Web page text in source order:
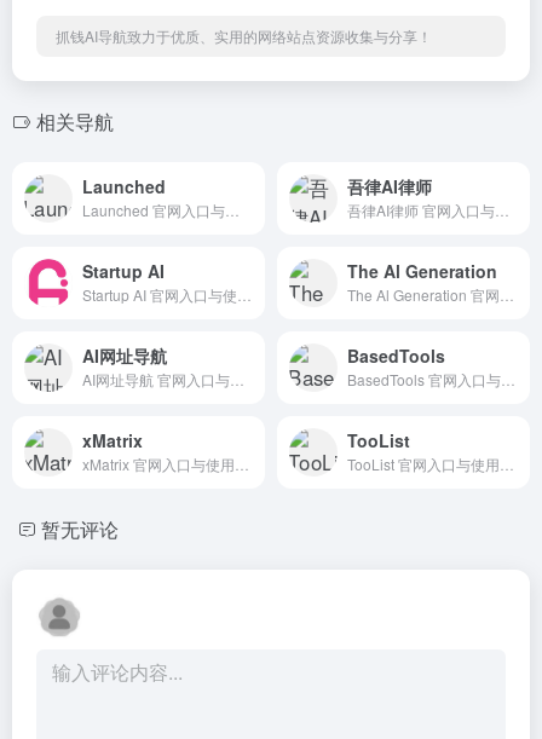
抓钱AI导航致力于优质、实用的网络站点资源收集与分享！
相关导航
Launched 吾律AI律师
Startup AI The Al Generation
AI网址导航 BasedTools
xMatrix TooList
暂无评论